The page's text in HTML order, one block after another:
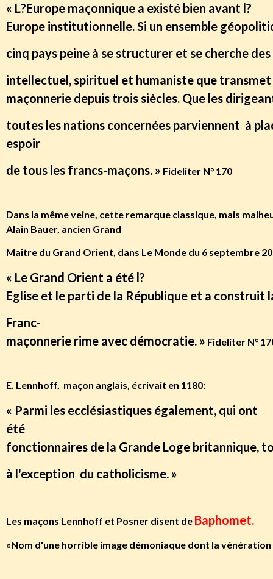
« L?Europe maçonnique a existé bien avant l?
Europe institutionnelle. Si un ensemble
cinq pays peine à se structurer et se cherche
intellectuel, spirituel et humaniste que
maçonnerie depuis trois siècles. Que les
toutes les nations concernées parviennent à
espoir
de tous les francs-maçons. » Fideliter N° 170
Dans la même veine, cette remarque classique, mais
Alain Bauer, ancien Grand
Maître du Grand Orient, dans Le Monde du 6 septembre
« Le Grand Orient a été l?
Eglise et le parti de la République et a
Franc-
maçonnerie rime avec démocratie. » Fideliter N°
E. Lennhoff, maçon anglais, écrivait en 1180:
« Parmi les ecclésiastiques également, qui ont
été
fonctionnaires de la Grande Loge britannique,
à l'exception du catholicisme. »
Les maçons Lennhoff et Posner disent de Baphomet.
«Nom d'une horrible image démoniaque dont la